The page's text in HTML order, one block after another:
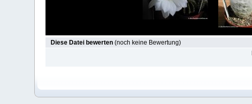
Diese Datei bewerten(noch keine Bewertung)